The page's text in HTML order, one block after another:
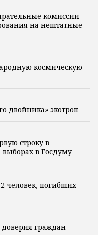
комиссии
на нештатные
космическую
двойника» экотроп
строку в
в Госдуму
человек, погибших
граждан